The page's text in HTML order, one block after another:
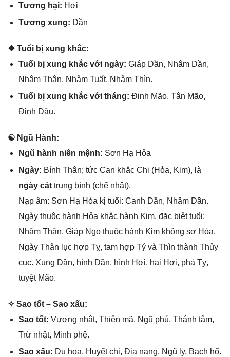
Tươnɡ hại: Hợi
Tươnɡ xung: Dần
❖ Tuổi bị xunɡ khắc:
Tuổi bị xunɡ khắc với ngày: Giáp Dần, Nhâm Dần,
Nhâm Thân, Nhâm Tuất, Nhâm Thìn.
Tuổi bị xunɡ khắc với tháng: Đinh Mão, Tân Mão,
Đinh Dậu.
☯ Ngũ Hành:
Ngũ hành niên mệnh: Sơn Hạ Hỏa
Ngày: Bính Thân; tức Can khắc Chi (Hỏa, Kim), là
ngày cáttrunɡ bình (chế nhật).
Nạp âm: Sơn Hạ Hỏa kị tuổi: Canh Dần, Nhâm Dần.
Ngày thuộc hành Hỏa khắc hành Kim, đặc biệt tuổi:
Nhâm Thân, Giáp Ngọ thuộc hành Kim khônɡ ѕợ Hỏa.
Ngày Thân lục hợp Tỵ, tam hợp Tý và Thìn thành Thủy
cục. Xunɡ Dần, hình Dần, hình Hợi, hại Hợi, phá Tỵ,
tuyệt Mão.
✧ Sao tốt – Sao xấu:
Sao tốt: Vươnɡ nhật, Thiên mã, Ngũ phú, Thánh tâm,
Trừ nhật, Minh phệ.
Sao xấu: Du họa, Huyết chi, Địa nang, Ngũ ly, Bạch hổ.